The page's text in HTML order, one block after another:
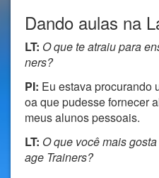
Dando aulas na
LT: O que te atraiu para
ners?
PI: Eu estava procurando
oa que pudesse fornecer
meus alunos pessoais.
LT: O que você mais
age Trainers?